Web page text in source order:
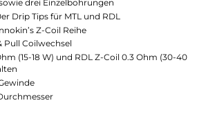
Tube Kit für MTL und RDL